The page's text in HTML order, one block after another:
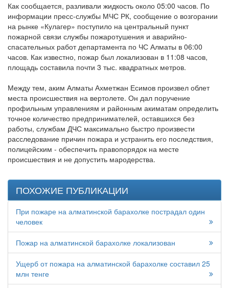
Как сообщается, разливали жидкость около 05:00 часов. По
информации пресс-службы МЧС РК, сообщение о возгорании
на рынке «Кулагер» поступило на центральный пункт
пожарной связи службы пожаротушения и аварийно-
спасательных работ департамента по ЧС Алматы в 06:00
часов. Как известно, пожар был локализован в 11:08 часов,
площадь составила почти 3 тыс. квадратных метров.
Между тем, аким Алматы Ахметжан Есимов произвел облет
места происшествия на вертолете. Он дал поручение
профильным управлениям и районным акиматам определить
точное количество предпринимателей, оставшихся без
работы, службам ДЧС максимально быстро произвести
расследование причин пожара и устранить его последствия,
полицейским - обеспечить правопорядок на месте
происшествия и не допустить мародерства.
ПОХОЖИЕ ПУБЛИКАЦИИ
При пожаре на алматинской барахолке пострадал один
человек
Пожар на алматинской барахолке локализован
Ущерб от пожара на алматинской барахолке составил 25
млн тенге